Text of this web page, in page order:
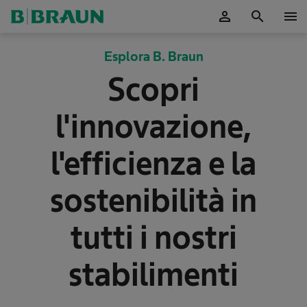
person search menu
Esplora B. Braun
Scopri
l'innovazione,
l'efficienza e la
sostenibilità in
tutti i nostri
stabilimenti